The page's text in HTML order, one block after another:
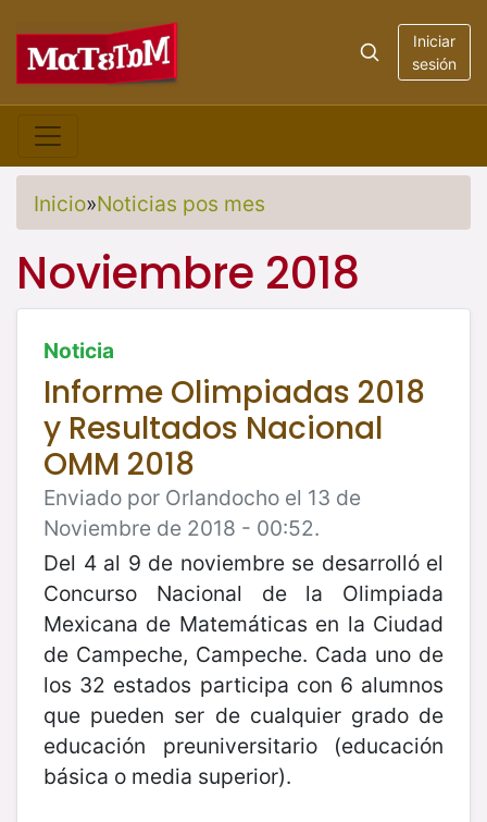
Iniciar
sesión
Inicio»Noticias pos mes
Noviembre 2018
Noticia
Informe Olimpiadas 2018
y Resultados Nacional
OMM 2018
Enviado por Orlandocho el 13 de
Noviembre de 2018 - 00:52.
Del 4 al 9 de noviembre se desarrolló el
Concurso Nacional de la Olimpiada
Mexicana de Matemáticas en la Ciudad
de Campeche, Campeche. Cada uno de
los 32 estados participa con 6 alumnos
que pueden ser de cualquier grado de
educación preuniversitario (educación
básica o media superior).